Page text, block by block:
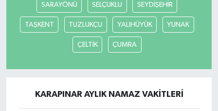
SARAYÖNÜ SELÇUKLU SEYDİŞEHİR
TAŞKENT TUZLUKÇU YALIHÜYÜK YUNAK
ÇELTİK ÇUMRA
KARAPINAR AYLIK NAMAZ VAKITLERI